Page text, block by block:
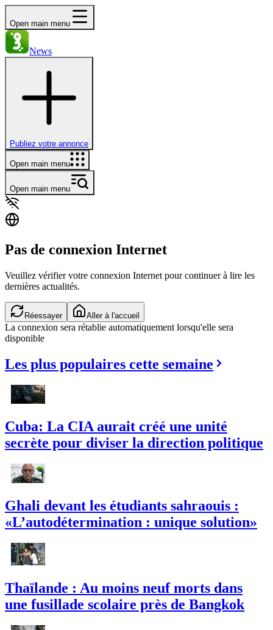
Open main menu
News
Publiez votre annonce
Open main menu
Open main menu
Pas de connexion Internet
Veuillez vérifier votre connexion Internet pour continuer à lire les
dernières actualités.
Réessayer Aller à l'accueil
La connexion sera rétablie automatiquement lorsqu'elle sera
disponible
Les plus populaires cette semaine
Cuba: La CIA aurait créé une unité
secrète pour diviser la direction politique
Ghali devant les étudiants sahraouis :
«L’autodétermination : unique solution»
Thaïlande : Au moins neuf morts dans
une fusillade scolaire près de Bangkok